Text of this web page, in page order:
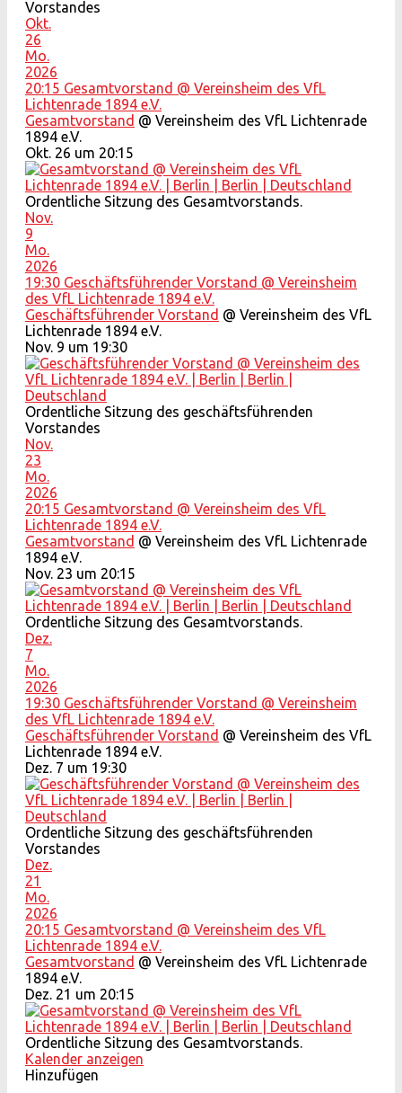
Vorstandes
Okt.
26
Mo.
2026
20:15 Gesamtvorstand @ Vereinsheim des VfL
Lichtenrade 1894 e.V.
Gesamtvorstand @ Vereinsheim des VfL Lichtenrade
1894 e.V.
Okt. 26 um 20:15
Ordentliche Sitzung des Gesamtvorstands.
Nov.
9
Mo.
2026
19:30 Geschäftsführender Vorstand @ Vereinsheim
des VfL Lichtenrade 1894 e.V.
Geschäftsführender Vorstand @ Vereinsheim des VfL
Lichtenrade 1894 e.V.
Nov. 9 um 19:30
Ordentliche Sitzung des geschäftsführenden
Vorstandes
Nov.
23
Mo.
2026
20:15 Gesamtvorstand @ Vereinsheim des VfL
Lichtenrade 1894 e.V.
Gesamtvorstand @ Vereinsheim des VfL Lichtenrade
1894 e.V.
Nov. 23 um 20:15
Ordentliche Sitzung des Gesamtvorstands.
Dez.
7
Mo.
2026
19:30 Geschäftsführender Vorstand @ Vereinsheim
des VfL Lichtenrade 1894 e.V.
Geschäftsführender Vorstand @ Vereinsheim des VfL
Lichtenrade 1894 e.V.
Dez. 7 um 19:30
Ordentliche Sitzung des geschäftsführenden
Vorstandes
Dez.
21
Mo.
2026
20:15 Gesamtvorstand @ Vereinsheim des VfL
Lichtenrade 1894 e.V.
Gesamtvorstand @ Vereinsheim des VfL Lichtenrade
1894 e.V.
Dez. 21 um 20:15
Ordentliche Sitzung des Gesamtvorstands.
Kalender anzeigen
Hinzufügen